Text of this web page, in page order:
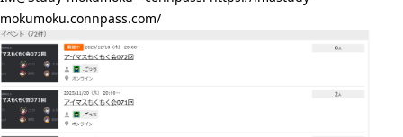
mokumoku.connpass.com/